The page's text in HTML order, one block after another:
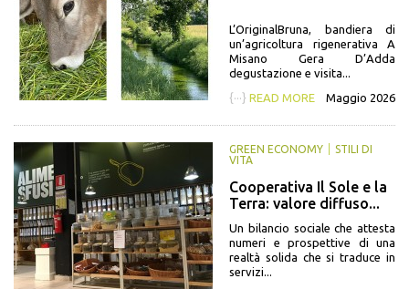
L’OriginalBruna, bandiera di
un’agricoltura rigenerativa A
Misano Gera D’Adda
degustazione e visita...
{···} READ MORE Maggio 2026
GREEN ECONOMY
STILI DI
VITA
Cooperativa Il Sole e la
Terra: valore diffuso...
Un bilancio sociale che attesta
numeri e prospettive di una
realtà solida che si traduce in
servizi...